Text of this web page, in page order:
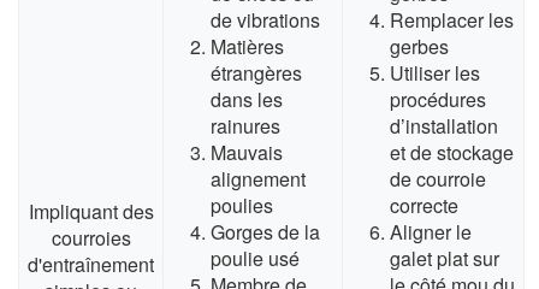
Impliquant des
courroies
d'entraînement
de vibrations
Matières
étrangères
dans les
rainures
Mauvais
alignement
poulies
Gorges de la
poulie usé
Remplacer les
gerbes
Utiliser les
procédures
d’installation
et de stockage
de courroie
correcte
Aligner le
galet plat sur